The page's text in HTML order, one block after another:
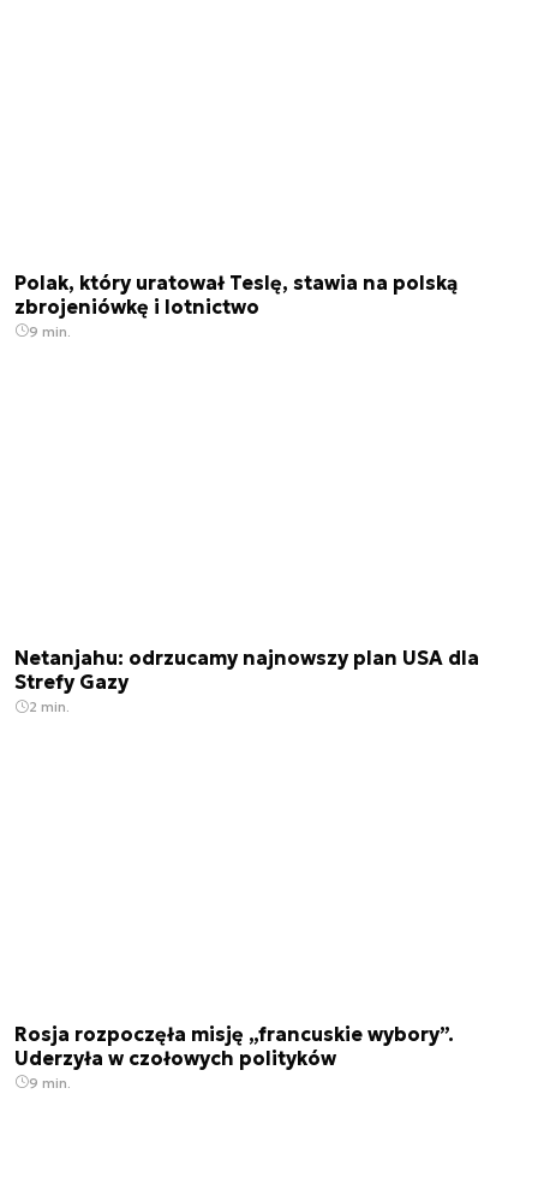
Polak, który uratował Teslę, stawia na polską
zbrojeniówkę i lotnictwo
9 min.
Netanjahu: odrzucamy najnowszy plan USA dla
Strefy Gazy
2 min.
Rosja rozpoczęła misję „francuskie wybory”.
Uderzyła w czołowych polityków
9 min.